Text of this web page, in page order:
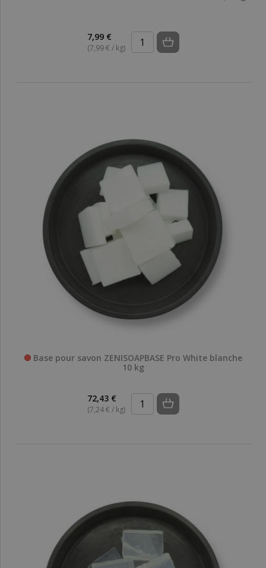
7,99 €
(7,99 € / kg)
Base pour savon ZENISOAPBASE Pro White blanche
10 kg
72,43 €
(7,24 € / kg)